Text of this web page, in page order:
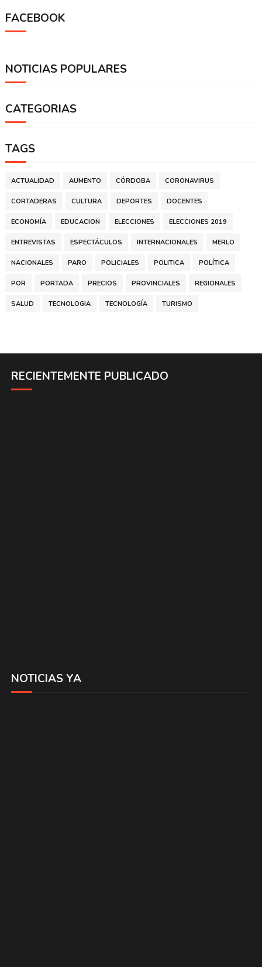
FACEBOOK
NOTICIAS POPULARES
CATEGORIAS
TAGS
ACTUALIDAD AUMENTO CÓRDOBA CORONAVIRUS
CORTADERAS CULTURA DEPORTES DOCENTES
ECONOMÍA EDUCACION ELECCIONES ELECCIONES 2019
ENTREVISTAS ESPECTÁCULOS INTERNACIONALES MERLO
NACIONALES PARO POLICIALES POLITICA POLÍTICA
POR PORTADA PRECIOS PROVINCIALES REGIONALES
SALUD TECNOLOGIA TECNOLOGÍA TURISMO
RECIENTEMENTE PUBLICADO
NOTICIAS YA